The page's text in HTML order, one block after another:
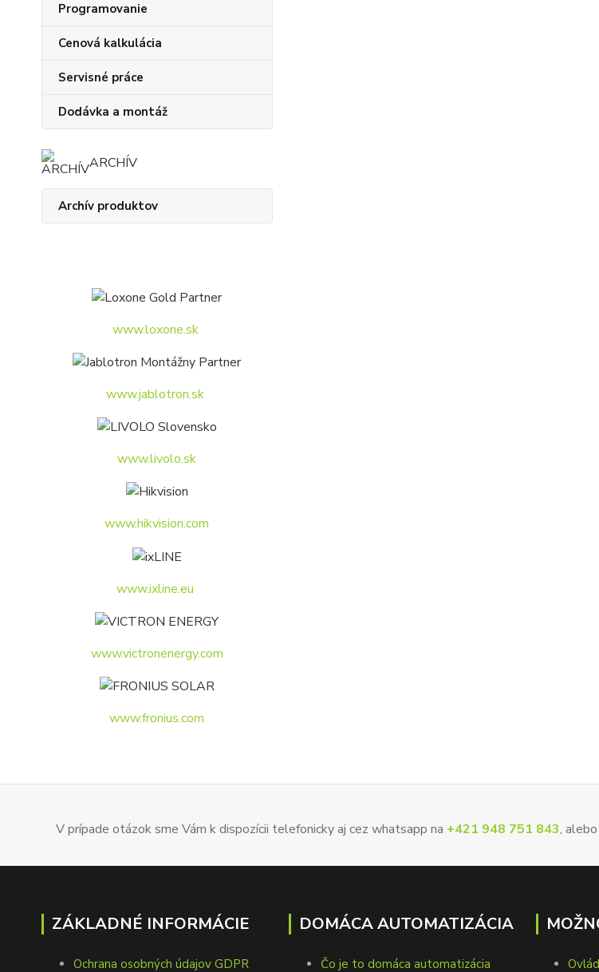
Programovanie
Cenová kalkulácia
Servisné práce
Dodávka a montáž
ARCHÍV
Archív produktov
www.loxone.sk
www.jablotron.sk
www.livolo.sk
www.hikvision.com
www.ixline.eu
www.victronenergy.com
www.fronius.com
V prípade otázok sme Vám k dispozícii telefonicky aj cez whatsapp na +421 948 751 843,
ZÁKLADNÉ INFORMÁCIE
Ochrana osobných údajov GDPR
DOMÁCA AUTOMATIZÁCIA
Čo je to domáca automatizácia